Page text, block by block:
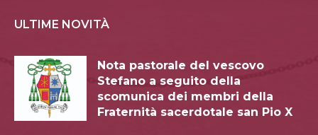
ULTIME NOVITÀ
Nota pastorale del vescovo
Stefano a seguito della
scomunica dei membri della
Fraternità sacerdotale san Pio X